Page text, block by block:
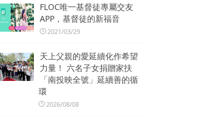
FLOC唯一基督徒專屬交友
APP，基督徒的新福音
2021/03/29
天上父親的愛延續化作希望
力量！ 六名子女捐贈家扶
「南投映全號」延續善的循
環
2026/08/08